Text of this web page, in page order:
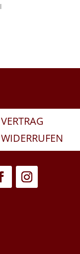
l
VERTRAG
WIDERRUFEN